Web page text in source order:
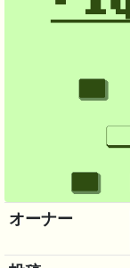
オーナー